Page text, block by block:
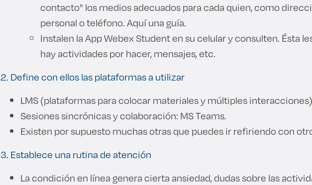
contacto" los medios adecuados para cada quien, como
personal o teléfono. Aquí una guía.
Instalen la App Webex Student en su celular y consulten. Ésta
hay actividades por hacer, mensajes, etc.
2. Define con ellos las plataformas a utilizar
LMS (plataformas para colocar materiales y múltiples
Sesiones sincrónicas y colaboración: MS Teams.
Existen por supuesto muchas otras que puedes ir refiriendo con
3. Establece una rutina de atención
La condición en línea genera cierta ansiedad, dudas sobre las